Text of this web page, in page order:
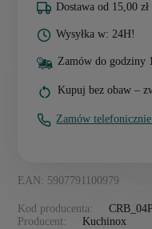
EAN: 5907791100979
Kod producenta:
Producent:
Kuchinox
Dostawa od 15,00 zł
Wysyłka w: 24H!
Zamów do godziny
Kupuj bez obaw –
Zamów